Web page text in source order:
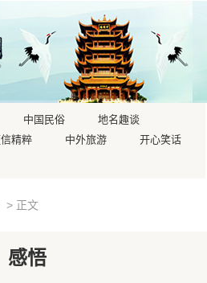
中国民俗
地名趣谈
精粹 中外旅游 开心笑话
> 正文
感悟